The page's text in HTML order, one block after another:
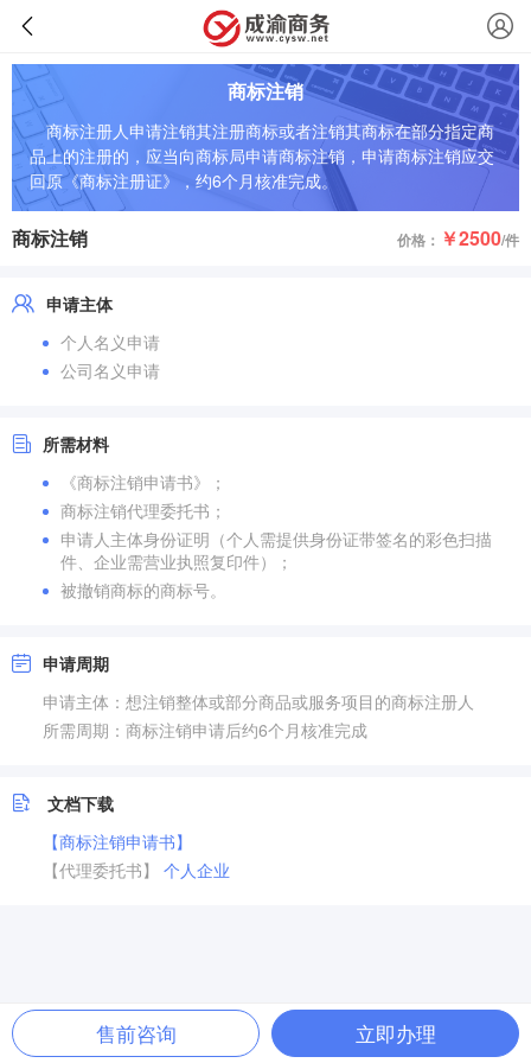
商标注销
商标注册人申请注销其注册商标或者注销其商标在部分指定商
品上的注册的，应当向商标局申请商标注销，申请商标注销应交
回原《商标注册证》，约6个月核准完成。
商标注销 价格： ￥2500/件
申请主体
个人名义申请
公司名义申请
所需材料
《商标注销申请书》；
商标注销代理委托书；
申请人主体身份证明（个人需提供身份证带签名的彩色扫描
件、企业需营业执照复印件）；
被撤销商标的商标号。
申请周期
申请主体：想注销整体或部分商品或服务项目的商标注册人
所需周期：商标注销申请后约6个月核准完成
文档下载
【商标注销申请书】
【代理委托书】 个人企业
售前咨询 立即办理